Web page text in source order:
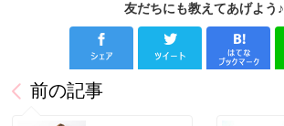
友だちにも教えてあげよう♪
前の記事